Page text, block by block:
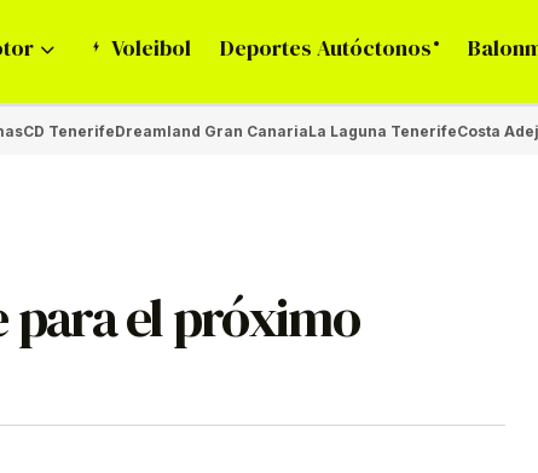
Voleibol Deportes Autóctonos
CD TenerifeDreamland Gran CanariaLa Laguna TenerifeCosta
para el próximo